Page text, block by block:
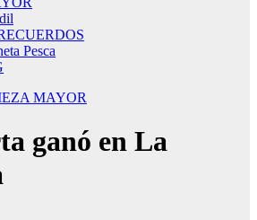
Pesca
MAYOR
ganó en La